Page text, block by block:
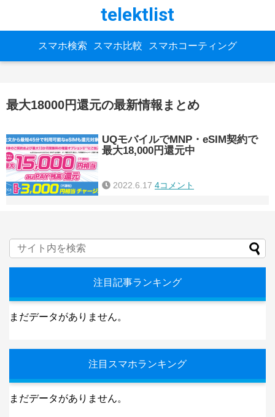
telektlist
スマホ検索 スマホ比較 スマホコーティング
最大18000円還元の最新情報まとめ
UQモバイルでMNP・eSIM契約で
最大18,000円還元中
2022.6.17 4コメント
注目記事ランキング
まだデータがありません。
注目スマホランキング
まだデータがありません。